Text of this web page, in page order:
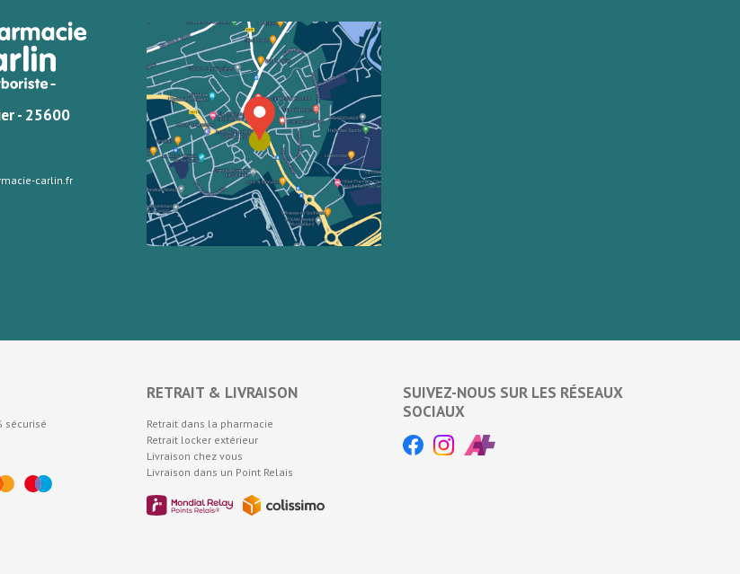
- 25600
carlin.fr
sécurisé
RETRAIT & LIVRAISON
Retrait dans la pharmacie
Retrait locker extérieur
Livraison chez vous
Livraison dans un Point Relais
SUIVEZ-NOUS SUR LES RÉSEAUX
SOCIAUX